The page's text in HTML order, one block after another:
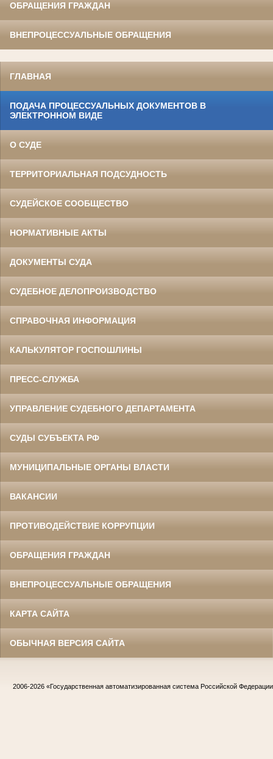
ОБРАЩЕНИЯ ГРАЖДАН
ВНЕПРОЦЕССУАЛЬНЫЕ ОБРАЩЕНИЯ
ГЛАВНАЯ
ПОДАЧА ПРОЦЕССУАЛЬНЫХ ДОКУМЕНТОВ В
ЭЛЕКТРОННОМ ВИДЕ
О СУДЕ
ТЕРРИТОРИАЛЬНАЯ ПОДСУДНОСТЬ
СУДЕЙСКОЕ СООБЩЕСТВО
НОРМАТИВНЫЕ АКТЫ
ДОКУМЕНТЫ СУДА
СУДЕБНОЕ ДЕЛОПРОИЗВОДСТВО
СПРАВОЧНАЯ ИНФОРМАЦИЯ
КАЛЬКУЛЯТОР ГОСПОШЛИНЫ
ПРЕСС-СЛУЖБА
УПРАВЛЕНИЕ СУДЕБНОГО ДЕПАРТАМЕНТА
СУДЫ СУБЪЕКТА РФ
МУНИЦИПАЛЬНЫЕ ОРГАНЫ ВЛАСТИ
ВАКАНСИИ
ПРОТИВОДЕЙСТВИЕ КОРРУПЦИИ
ОБРАЩЕНИЯ ГРАЖДАН
ВНЕПРОЦЕССУАЛЬНЫЕ ОБРАЩЕНИЯ
КАРТА САЙТА
ОБЫЧНАЯ ВЕРСИЯ САЙТА
2006-2026 «Государственная автоматизированная система Российской